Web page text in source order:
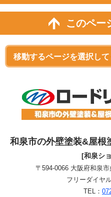
このペー
和泉市の外壁塗装&屋根
[和泉シ
〒594-0066 大阪府和泉
フリーダイヤ
TEL：